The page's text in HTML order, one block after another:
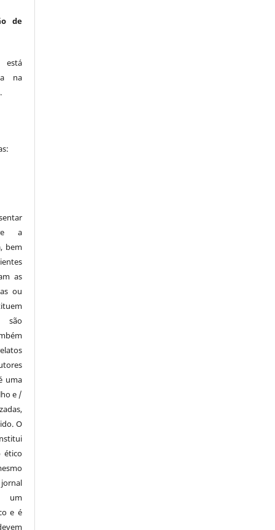
de
está
na
a
bem
as
ou
são
uma
e /
O
ético
um
e é